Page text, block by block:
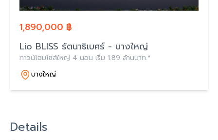
1,890,000 ฿
Lio BLISS รัตนาธิเบศร์ - บางใหญ่
ทาวน์โฮมไซส์ใหญ่ 4 นอน เริ่ม 1.89 ล้านบาท.*
บางใหญ่
Details